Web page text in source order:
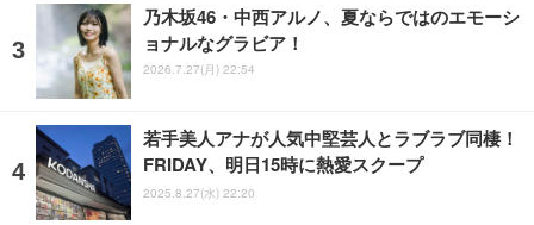
乃木坂46・中西アルノ、夏ならではのエモーシ
ョナルなグラビア！
2026.7.27(月) 22:54
若手美人アナが人気中堅芸人とラブラブ同棲！
FRIDAY、明日15時に熱愛スクープ
2025.8.27(水) 22:20